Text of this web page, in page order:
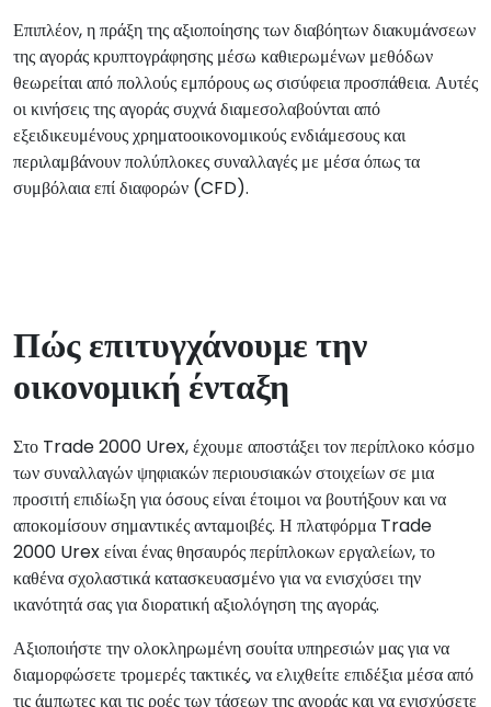
Επιπλέον, η πράξη της αξιοποίησης των διαβόητων διακυμάνσεων
της αγοράς κρυπτογράφησης μέσω καθιερωμένων μεθόδων
θεωρείται από πολλούς εμπόρους ως σισύφεια προσπάθεια. Αυτές
οι κινήσεις της αγοράς συχνά διαμεσολαβούνται από
εξειδικευμένους χρηματοοικονομικούς ενδιάμεσους και
περιλαμβάνουν πολύπλοκες συναλλαγές με μέσα όπως τα
συμβόλαια επί διαφορών (CFD).
Πώς επιτυγχάνουμε την
οικονομική ένταξη
Στο Trade 2000 Urex, έχουμε αποστάξει τον περίπλοκο κόσμο
των συναλλαγών ψηφιακών περιουσιακών στοιχείων σε μια
προσιτή επιδίωξη για όσους είναι έτοιμοι να βουτήξουν και να
αποκομίσουν σημαντικές ανταμοιβές. Η πλατφόρμα Trade
2000 Urex είναι ένας θησαυρός περίπλοκων εργαλείων, το
καθένα σχολαστικά κατασκευασμένο για να ενισχύσει την
ικανότητά σας για διορατική αξιολόγηση της αγοράς.
Αξιοποιήστε την ολοκληρωμένη σουίτα υπηρεσιών μας για να
διαμορφώσετε τρομερές τακτικές, να ελιχθείτε επιδέξια μέσα από
τις άμπωτες και τις ροές των τάσεων της αγοράς και να ενισχύσετε